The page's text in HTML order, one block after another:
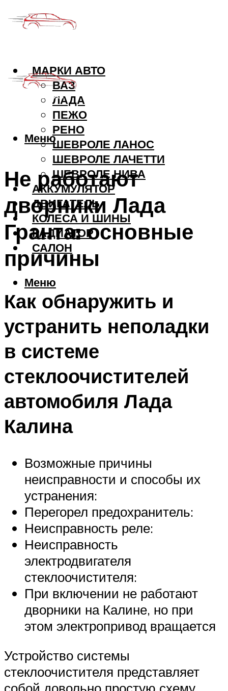
МАРКИ АВТО
ВАЗ
ЛАДА
ПЕЖО
РЕНО
ШЕВРОЛЕ ЛАНОС
ШЕВРОЛЕ ЛАЧЕТТИ
ШЕВРОЛЕ НИВА
АККУМУЛЯТОР
ДВИГАТЕЛЬ
КОЛЕСА И ШИНЫ
РАДИАТОР
САЛОН
Меню
Меню
Не работают
дворники Лада
Гранта: основные
причины
Как обнаружить и
устранить неполадки
в системе
стеклоочистителей
автомобиля Лада
Калина
Возможные причины
неисправности и способы их
устранения:
Перегорел предохранитель:
Неисправность реле:
Неисправность
электродвигателя
стеклоочистителя:
При включении не работают
дворники на Калине, но при
этом электропривод вращается
Устройство системы
стеклоочистителя представляет